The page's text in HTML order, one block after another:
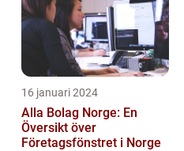
16 januari 2024
Alla Bolag Norge: En
Översikt över
Företagsfönstret i Norge